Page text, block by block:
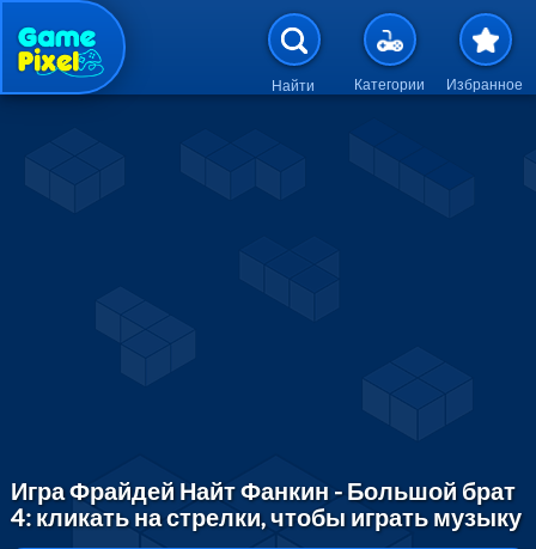
Перейти к основному
Найти Категории Избранное
Игра Фрайдей Найт Фанкин - Большой брат
4: кликать на стрелки, чтобы играть музыку